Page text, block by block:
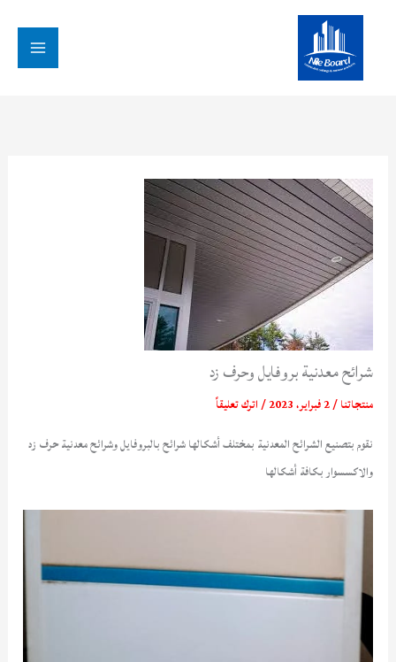
شرائح معدنية بروفايل وحرف زد
منتجاتنا/2 فبراير، 2023 /اترك تعليقاً
نقوم بتصنيع الشرائح المعدنية بمختلف أشكالها شرائح بالبروفايل وشرائح معدنية حرف زد
والاكسسوار بكافة أشكالها